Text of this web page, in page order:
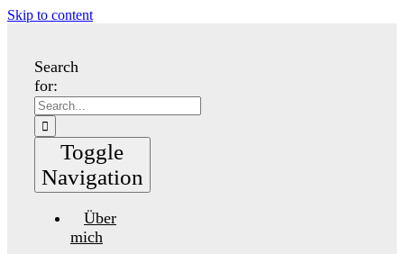
Skip to content
Search
for:
Toggle
Navigation
Über
mich